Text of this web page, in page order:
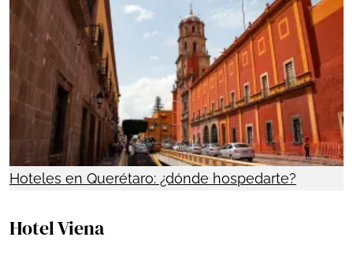
Hoteles en Querétaro: ¿dónde hospedarte?
Hotel Viena